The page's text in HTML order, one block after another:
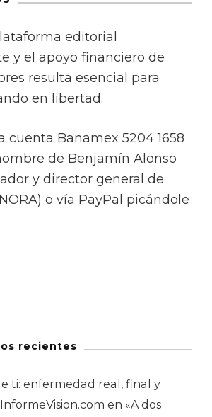
editorial
y el apoyo financiero de
resulta esencial para
en libertad.
cuenta Banamex 5204 1658
de Benjamín Alonso
y director general de
o vía PayPal picándole
recientes
ti: enfermedad real, final y
en «A dos